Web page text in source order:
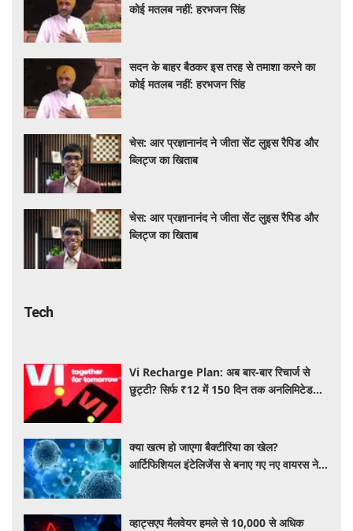
कोई मतलब नहीं: हरभजन सिंह
सदन के बाहर बैठकर इस तरह से तमाशा करने का
कोई मतलब नहीं: हरभजन सिंह
चेस: आर प्रज्ञानानंद ने जीता सेंट लुइस रैपिड और
ब्लिट्ज का खिताब
चेस: आर प्रज्ञानानंद ने जीता सेंट लुइस रैपिड और
ब्लिट्ज का खिताब
Tech
Vi Recharge Plan: अब बार-बार रिचार्ज से
छुट्टी? सिर्फ ₹12 में 150 दिन तक अनलिमिटेड
क्या खत्म हो जाएगा बैक्टीरिया का खेल?
आर्टिफिशियल इंटेलिजेंस से बनाए गए नए वायरस ने
व्हाट्सएप मैलवेयर हमले से 10,000 से अधिक